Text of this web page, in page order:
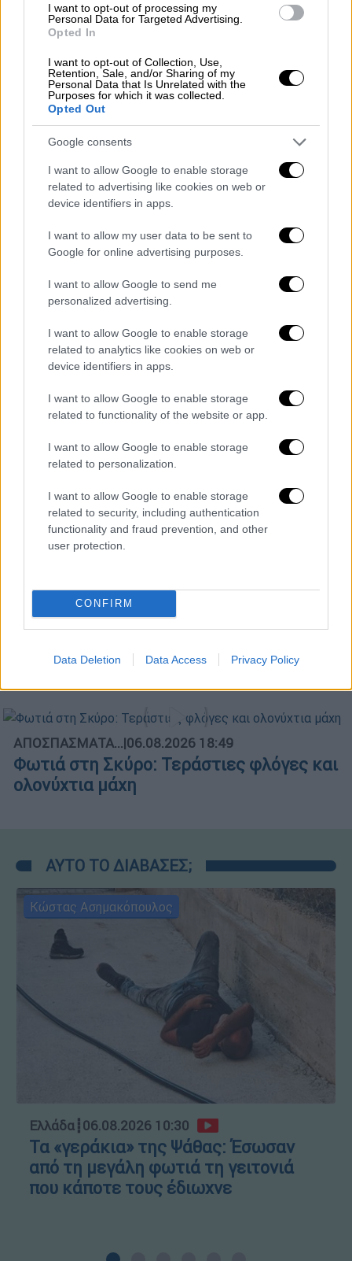
I want to opt-out of processing my
Personal Data for Targeted Advertising.
Opted In
I want to opt-out of Collection, Use,
Retention, Sale, and/or Sharing of my
Personal Data that Is Unrelated with the
Purposes for which it was collected.
Opted Out
Google consents
I want to allow Google to enable storage
related to advertising like cookies on web or
device identifiers in apps.
I want to allow my user data to be sent to
Google for online advertising purposes.
I want to allow Google to send me
personalized advertising.
I want to allow Google to enable storage
related to analytics like cookies on web or
device identifiers in apps.
I want to allow Google to enable storage
related to functionality of the website or app.
I want to allow Google to enable storage
related to personalization.
I want to allow Google to enable storage
related to security, including authentication
functionality and fraud prevention, and other
user protection.
CONFIRM
Data Deletion Data Access Privacy Policy
POPULAR VIDEOS
Ώρα Ελλάδος...|07.08.2026 09:59
Ώρα Ελλάδος 07/08/2026
Κεντρικό...|06.08.2026 20:05
Κεντρικό δελτίο ειδήσεων 06/08/2026
Μεσημεριανό...|06.08.2026 14:43
Μεσημεριανό δελτίο ειδήσεων
06/08/2026
ΑΠΟΣΠΑΣΜΑΤΑ...|06.08.2026 19:34
Τουρκικές παραβιάσεις στο Αιγαίο με
μαχητικά F-16 και drones
ΑΠΟΣΠΑΣΜΑΤΑ...|06.08.2026 18:49
Φωτιά στη Σκύρο: Τεράστιες φλόγες και
ολονύχτια μάχη
ΑΥΤΟ ΤΟ ΔΙΑΒΑΣΕΣ;
Κώστας Ασημακόπουλος
Ελλάδα┋06.08.2026 10:30
Τα «γεράκια» της Ψάθας: Έσωσαν
από τη μεγάλη φωτιά τη γειτονιά
που κάποτε τους έδιωχνε